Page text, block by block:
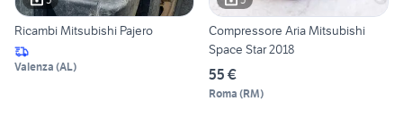
Ricambi Mitsubishi Pajero
Valenza (AL)
Compressore Aria Mitsubishi
Space Star 2018
55 €
Roma (RM)